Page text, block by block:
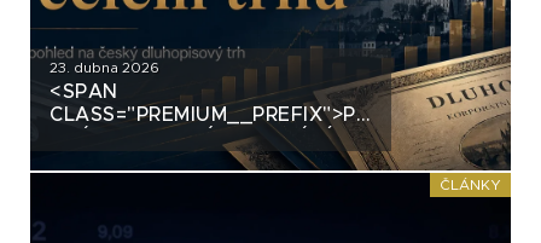
23. dubna 2026
<SPAN
CLASS="PREMIUM__PREFIX">PREMIUM</
UKÁZALO NOVÉ SROVNÁNÍ
ČESKÝCH FIREMNÍCH
ČLÁNKY